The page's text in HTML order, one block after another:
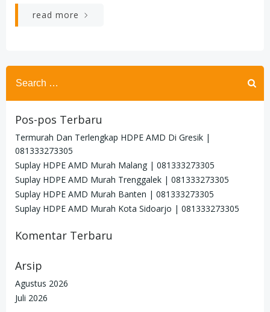
read more
Search
for:
Pos-pos Terbaru
Termurah Dan Terlengkap HDPE AMD Di Gresik |
081333273305
Suplay HDPE AMD Murah Malang | 081333273305
Suplay HDPE AMD Murah Trenggalek | 081333273305
Suplay HDPE AMD Murah Banten | 081333273305
Suplay HDPE AMD Murah Kota Sidoarjo | 081333273305
Komentar Terbaru
Arsip
Agustus 2026
Juli 2026